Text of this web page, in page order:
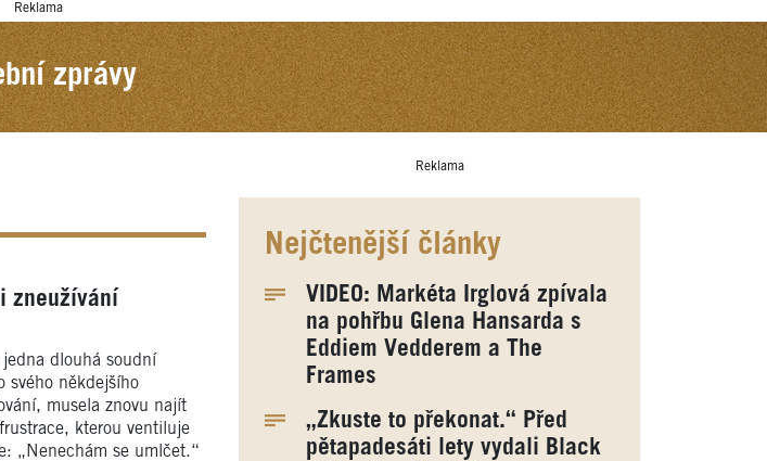
Reklama
zprávy
zneužívání
dlouhá soudní
svého někdejšího
musela znovu najít
kterou ventiluje
„Nenechám se umlčet.“
Reklama
Nejčtenější články
VIDEO: Markéta Irglová zpívala
na pohřbu Glena Hansarda s
Eddiem Vedderem a The
Frames
„Zkuste to překonat.“ Před
pětapadesáti lety vydali Black